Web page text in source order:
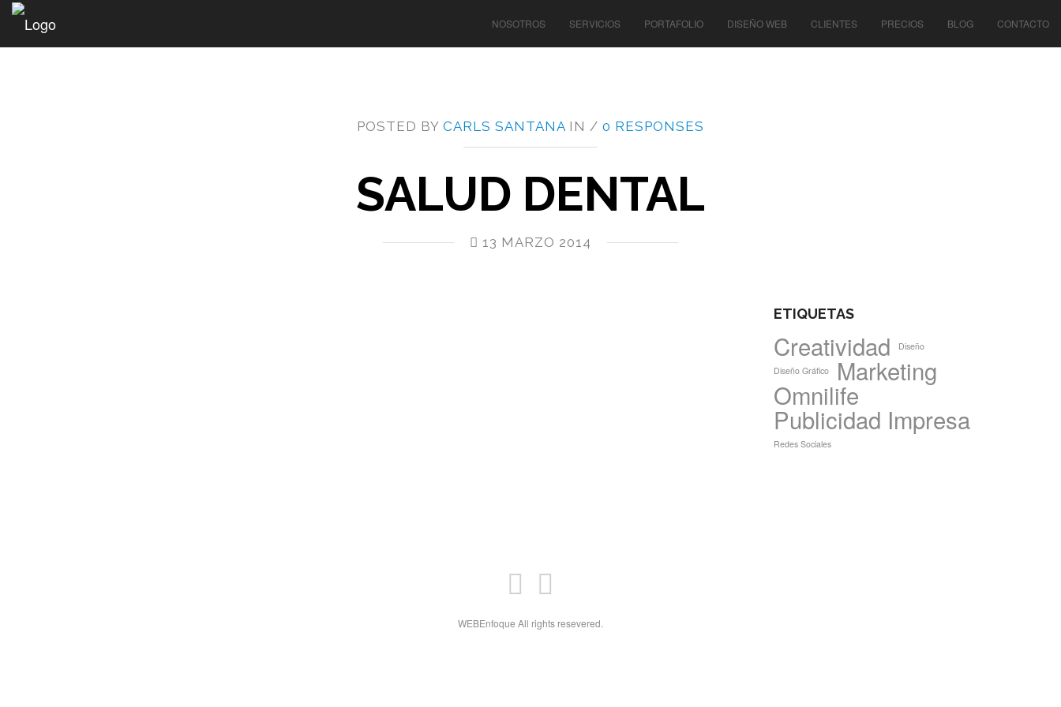
NOSOTROS SERVICIOS PORTAFOLIO DISEÑO WEB CLIENTES PRECIOS BLOG CONTACTO
POSTED BY CARLS SANTANA IN / 0 RESPONSES
SALUD DENTAL
13 MARZO 2014
ETIQUETAS
Creatividad Diseño
Diseño Gráfico Marketing
Omnilife
Publicidad Impresa
Redes Sociales
WEBEnfoque All rights resevered.